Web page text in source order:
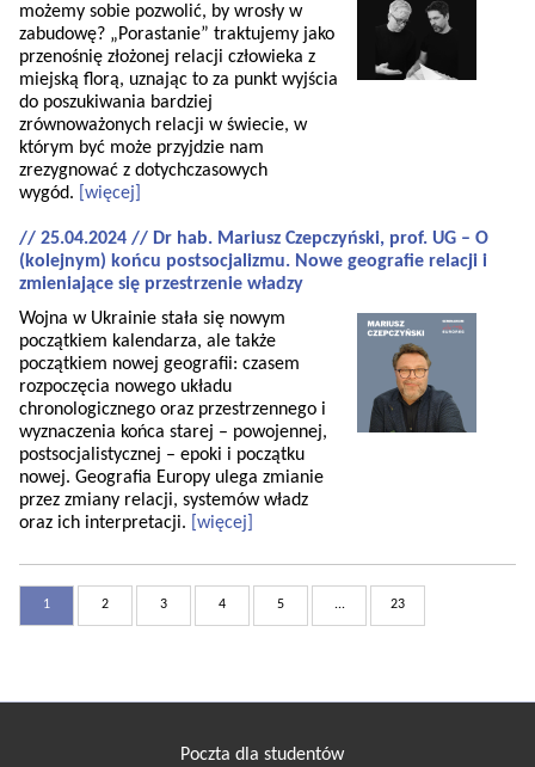
możemy sobie pozwolić, by wrosły w
zabudowę? „Porastanie” traktujemy jako
przenośnię złożonej relacji człowieka z
miejską florą, uznając to za punkt wyjścia
do poszukiwania bardziej
zrównoważonych relacji w świecie, w
którym być może przyjdzie nam
zrezygnować z dotychczasowych
wygód.
[więcej]
// 25.04.2024 // Dr hab. Mariusz Czepczyński, prof. UG – O
(kolejnym) końcu postsocjalizmu. Nowe geografie relacji i
zmieniające się przestrzenie władzy
Wojna w Ukrainie stała się nowym
początkiem kalendarza, ale także
początkiem nowej geografii: czasem
rozpoczęcia nowego układu
chronologicznego oraz przestrzennego i
wyznaczenia końca starej – powojennej,
postsocjalistycznej – epoki i początku
nowej. Geografia Europy ulega zmianie
przez zmiany relacji, systemów władz
oraz ich interpretacji.
[więcej]
1 2 3 4 5 ... 23
Poczta dla studentów